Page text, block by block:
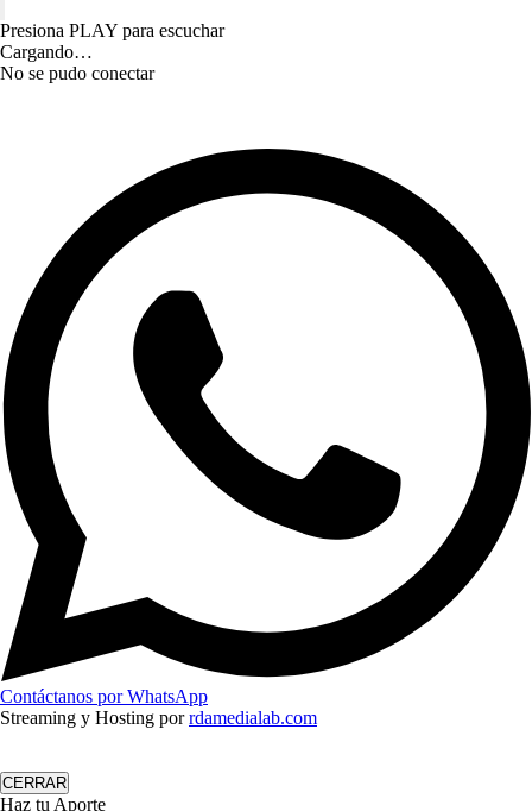
Presiona PLAY para escuchar
Cargando…
No se pudo conectar
Contáctanos por WhatsApp
Streaming y Hosting porrdamedialab.com
CERRAR
Haz tu Aporte